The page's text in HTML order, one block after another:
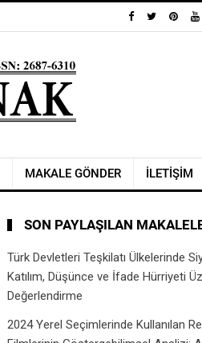
MAKALE GÖNDER İLETİŞİM
SON PAYLAŞILAN
Türk Devletleri Teşkilatı Ülkelerinde
Katılım, Düşünce ve İfade Hürriyeti
Değerlendirme
2024 Yerel Seçimlerinde Kullanılan